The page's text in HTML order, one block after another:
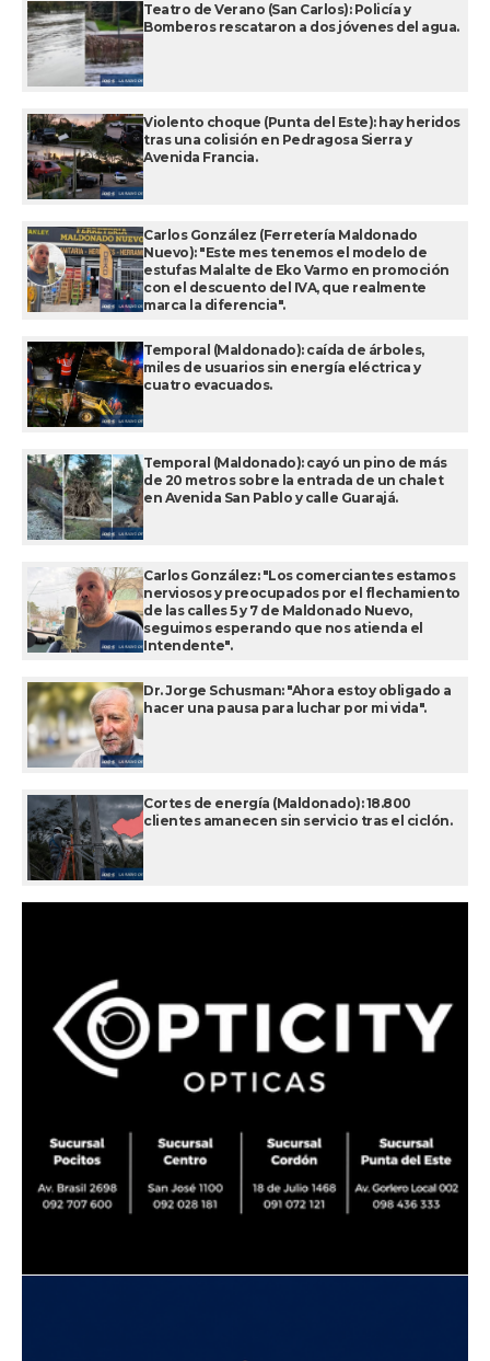
Teatro de Verano (San Carlos): Policía y
Bomberos rescataron a dos jóvenes del agua.
Violento choque (Punta del Este): hay heridos
tras una colisión en Pedragosa Sierra y
Avenida Francia.
Carlos González (Ferretería Maldonado
Nuevo): "Este mes tenemos el modelo de
estufas Malalte de Eko Varmo en promoción
con el descuento del IVA, que realmente
marca la diferencia".
Temporal (Maldonado): caída de árboles,
miles de usuarios sin energía eléctrica y
cuatro evacuados.
Temporal (Maldonado): cayó un pino de más
de 20 metros sobre la entrada de un chalet
en Avenida San Pablo y calle Guarajá.
Carlos González: "Los comerciantes estamos
nerviosos y preocupados por el flechamiento
de las calles 5 y 7 de Maldonado Nuevo,
seguimos esperando que nos atienda el
Intendente".
Dr. Jorge Schusman: "Ahora estoy obligado a
hacer una pausa para luchar por mi vida".
Cortes de energía (Maldonado): 18.800
clientes amanecen sin servicio tras el ciclón.